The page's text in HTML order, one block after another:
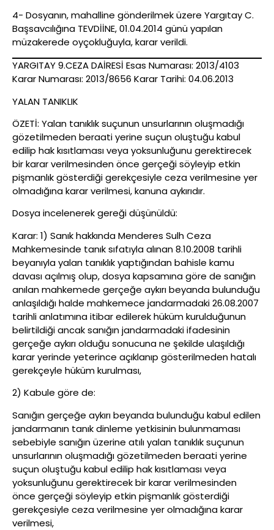
4- Dosyanın, mahalline gönderilmek üzere Yargıtay C.
Başsavcılığına TEVDİİNE, 01.04.2014 günü yapılan
müzakerede oyçokluğuyla, karar verildi.
YARGITAY 9.CEZA DAİRESİ Esas Numarası: 2013/4103
Karar Numarası: 2013/8656 Karar Tarihi: 04.06.2013
YALAN TANIKLIK
ÖZETİ: Yalan tanıklık suçunun unsurlarının oluşmadığı
gözetilmeden beraati yerine suçun oluştuğu kabul
edilip hak kısıtlaması veya yoksunluğunu gerektirecek
bir karar verilmesinden önce gerçeği söyleyip etkin
pişmanlık gösterdiği gerekçesiyle ceza verilmesine yer
olmadığına karar verilmesi, kanuna aykırıdır.
Dosya incelenerek gereği düşünüldü:
Karar: 1) Sanık hakkında Menderes Sulh Ceza
Mahkemesinde tanık sıfatıyla alınan 8.10.2008 tarihli
beyanıyla yalan tanıklık yaptığından bahisle kamu
davası açılmış olup, dosya kapsamına göre de sanığın
anılan mahkemede gerçeğe aykırı beyanda bulunduğu
anlaşıldığı halde mahkemece jandarmadaki 26.08.2007
tarihli anlatımına itibar edilerek hüküm kurulduğunun
belirtildiği ancak sanığın jandarmadaki ifadesinin
gerçeğe aykırı olduğu sonucuna ne şekilde ulaşıldığı
karar yerinde yeterince açıklanıp gösterilmeden hatalı
gerekçeyle hüküm kurulması,
2) Kabule göre de:
Sanığın gerçeğe aykırı beyanda bulunduğu kabul edilen
jandarmanın tanık dinleme yetkisinin bulunmaması
sebebiyle sanığın üzerine atılı yalan tanıklık suçunun
unsurlarının oluşmadığı gözetilmeden beraati yerine
suçun oluştuğu kabul edilip hak kısıtlaması veya
yoksunluğunu gerektirecek bir karar verilmesinden
önce gerçeği söyleyip etkin pişmanlık gösterdiği
gerekçesiyle ceza verilmesine yer olmadığına karar
verilmesi,